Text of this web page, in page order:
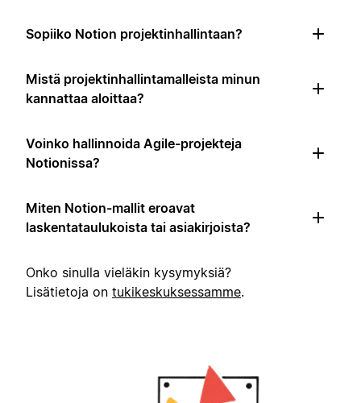
Sopiiko Notion projektinhallintaan?
Mistä projektinhallintamalleista minun
kannattaa aloittaa?
Voinko hallinnoida Agile-projekteja
Notionissa?
Miten Notion-mallit eroavat
laskentataulukoista tai asiakirjoista?
Onko sinulla vieläkin kysymyksiä?
Lisätietoja on tukikeskuksessamme.